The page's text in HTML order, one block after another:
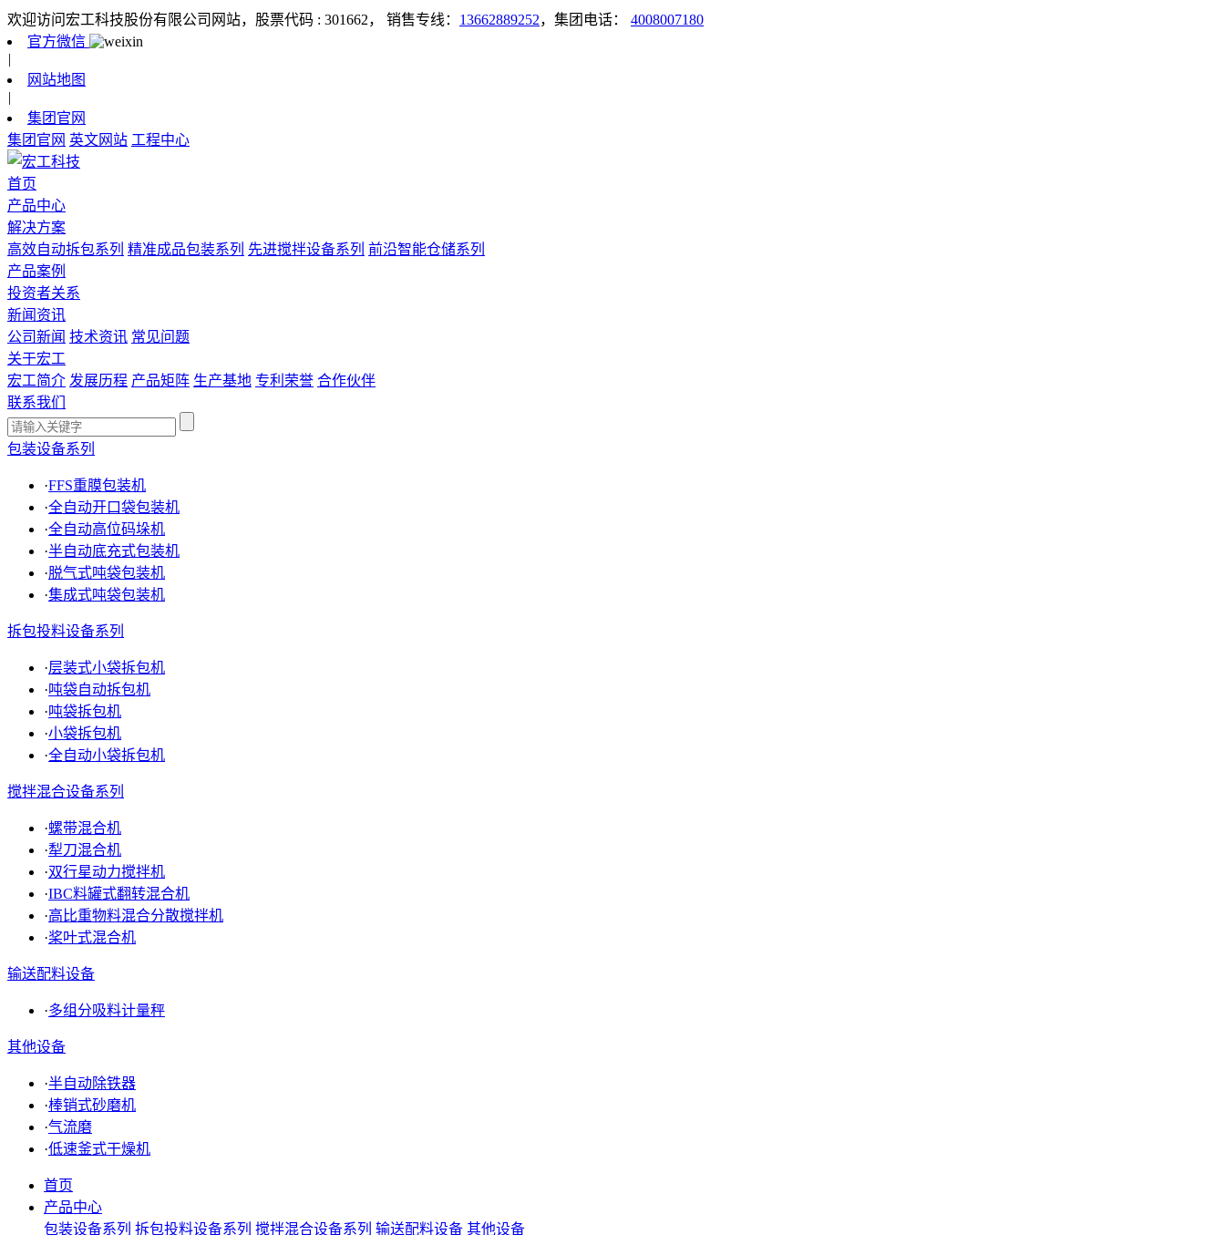
欢迎访问宏工科技股份有限公司网站，股票代码 : 301662， 销售专线： 13662889252，集团电话： 4008007180
官方微信
|
网站地图
|
集团官网
集团官网 英文网站 工程中心
首页
产品中心
解决方案
高效自动拆包系列 精准成品包装系列 先进搅拌设备系列 前沿智能仓储系列
产品案例
投资者关系
新闻资讯
公司新闻 技术资讯 常见问题
关于宏工
宏工简介 发展历程 产品矩阵 生产基地 专利荣誉 合作伙伴
联系我们
包装设备系列
·FFS重膜包装机
·全自动开口袋包装机
·全自动高位码垛机
·半自动底充式包装机
·脱气式吨袋包装机
·集成式吨袋包装机
拆包投料设备系列
·层装式小袋拆包机
·吨袋自动拆包机
·吨袋拆包机
·小袋拆包机
·全自动小袋拆包机
搅拌混合设备系列
·螺带混合机
·犁刀混合机
·双行星动力搅拌机
·IBC料罐式翻转混合机
·高比重物料混合分散搅拌机
·桨叶式混合机
输送配料设备
·多组分吸料计量秤
其他设备
·半自动除铁器
·棒销式砂磨机
·气流磨
·低速釜式干燥机
首页
产品中心
包装设备系列 拆包投料设备系列 搅拌混合设备系列 输送配料设备 其他设备